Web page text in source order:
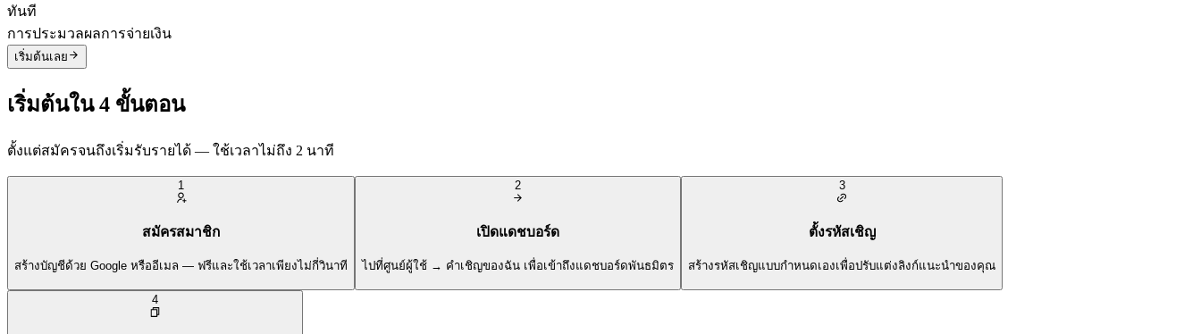
ทันที
การประมวลผลการจ่ายเงิน
เริ่มต้นเลย
เริ่มต้นใน 4 ขั้นตอน
ตั้งแต่สมัครจนถึงเริ่มรับรายได้ — ใช้เวลาไม่ถึง 2 นาที
1
สมัครสมาชิก
สร้างบัญชีด้วย Google หรืออีเมล — ฟรีและใช้เวลาเพียงไม่กี่วินาที
2
เปิดแดชบอร์ด
ไปที่ศูนย์ผู้ใช้ → คำเชิญของฉัน เพื่อเข้าถึงแดชบอร์ดพันธมิตร
3
ตั้งรหัสเชิญ
สร้างรหัสเชิญแบบกำหนดเองเพื่อปรับแต่งลิงก์แนะนำของคุณ
4